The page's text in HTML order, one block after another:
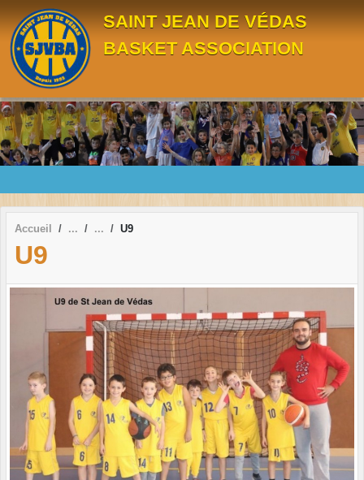
SAINT JEAN DE VÉDAS
BASKET ASSOCIATION
Accueil U9
U9
Panneau de gestion des cookies